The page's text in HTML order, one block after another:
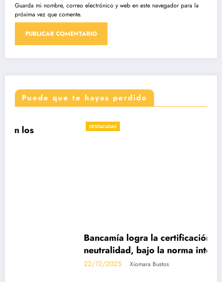
Guarda mi nombre, correo electrónico y web en este navegador para la
próxima vez que comente.
Puede que te hayas perdido
Bancamía logra la certificación carbono